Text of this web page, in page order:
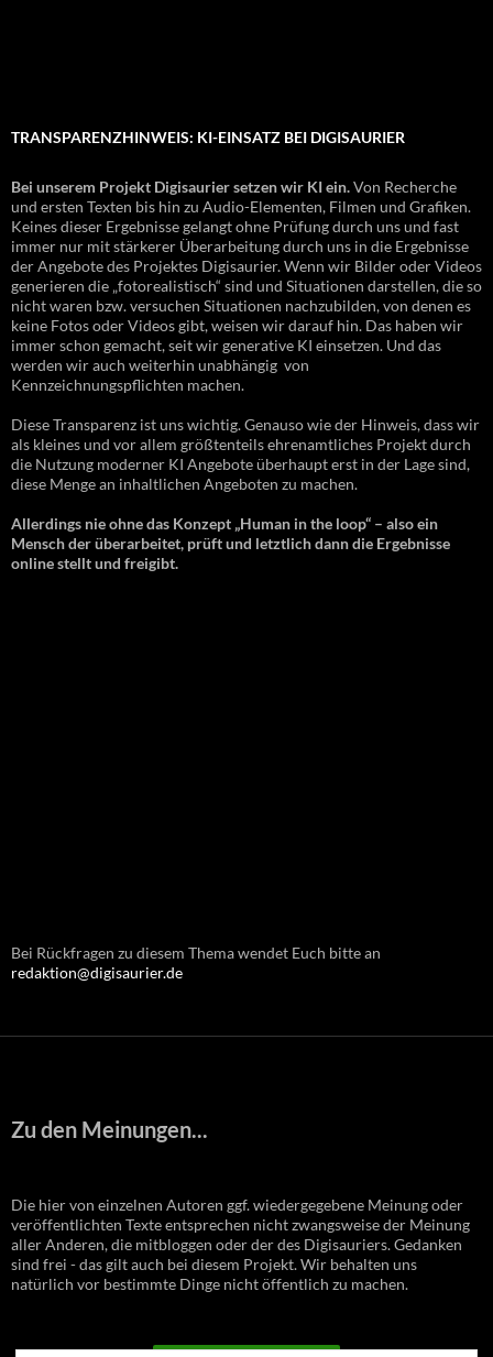
TRANSPARENZHINWEIS: KI-EINSATZ BEI DIGISAURIER
Bei unserem Projekt Digisaurier setzen wir KI ein.Von Recherche
und ersten Texten bis hin zu Audio-Elementen, Filmen und Grafiken.
Keines dieser Ergebnisse gelangt ohne Prüfung durch uns und fast
immer nur mit stärkerer Überarbeitung durch uns in die Ergebnisse
der Angebote des Projektes Digisaurier. Wenn wir Bilder oder Videos
generieren die „fotorealistisch“ sind und Situationen darstellen, die so
nicht waren bzw. versuchen Situationen nachzubilden, von denen es
keine Fotos oder Videos gibt, weisen wir darauf hin. Das haben wir
immer schon gemacht, seit wir generative KI einsetzen. Und das
werden wir auch weiterhin unabhängig von
Kennzeichnungspflichten machen.
Diese Transparenz ist uns wichtig. Genauso wie der Hinweis, dass wir
als kleines und vor allem größtenteils ehrenamtliches Projekt durch
die Nutzung moderner KI Angebote überhaupt erst in der Lage sind,
diese Menge an inhaltlichen Angeboten zu machen.
Allerdings nie ohne das Konzept „Human in the loop“ – also ein
Mensch der überarbeitet, prüft und letztlich dann die Ergebnisse
online stellt und freigibt.
Bei Rückfragen zu diesem Thema wendet Euch bitte an
redaktion@digisaurier.de
Zu den Meinungen...
Die hier von einzelnen Autoren ggf. wiedergegebene Meinung oder
veröffentlichten Texte entsprechen nicht zwangsweise der Meinung
aller Anderen, die mitbloggen oder der des Digisauriers. Gedanken
sind frei - das gilt auch bei diesem Projekt. Wir behalten uns
natürlich vor bestimmte Dinge nicht öffentlich zu machen.